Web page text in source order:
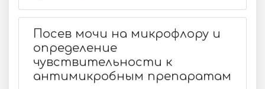
Посев мочи на микрофлору и
определение
чувствительности к
антимикробным препаратам